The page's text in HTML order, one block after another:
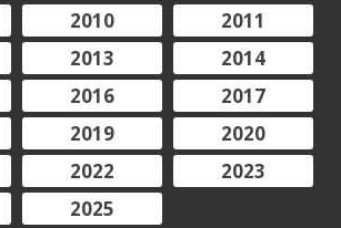
2010
2011
2013
2014
2016
2017
2019
2020
2022
2023
2025